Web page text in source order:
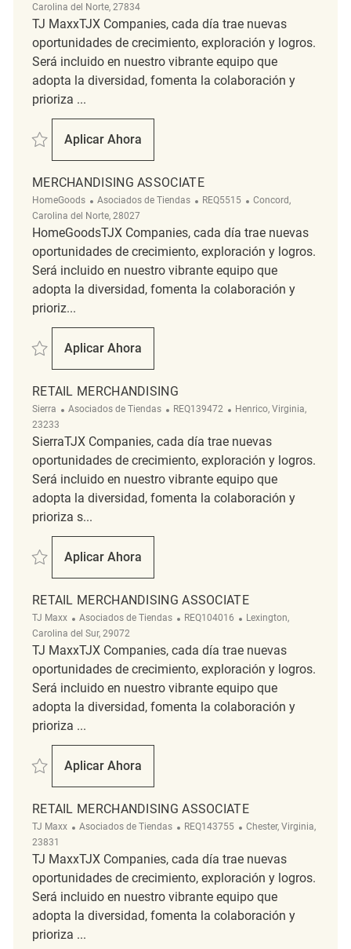
Carolina del Norte, 27834
TJ MaxxTJX Companies, cada día trae nuevas
oportunidades de crecimiento, exploración y logros.
Será incluido en nuestro vibrante equipo que
adopta la diversidad, fomenta la colaboración y
prioriza ...
Salvar Full Time Retail Merchandising Coordinator REQ144040
Aplicar Ahora
Full Time Retail Merchandising Coordinator
MERCHANDISING ASSOCIATE
HomeGoods Categoría
Asociados de Tiendas ReqId
REQ5515 Ubicación
Concord,
Carolina del Norte, 28027
HomeGoodsTJX Companies, cada día trae nuevas
oportunidades de crecimiento, exploración y logros.
Será incluido en nuestro vibrante equipo que
adopta la diversidad, fomenta la colaboración y
prioriz...
Salvar merchandising associate REQ5515
Aplicar Ahora
Merchandising Associate
RETAIL MERCHANDISING
Sierra Categoría
Asociados de Tiendas ReqId
REQ139472 Ubicación
Henrico, Virginia,
23233
SierraTJX Companies, cada día trae nuevas
oportunidades de crecimiento, exploración y logros.
Será incluido en nuestro vibrante equipo que
adopta la diversidad, fomenta la colaboración y
prioriza s...
Salvar Retail Merchandising REQ139472
Aplicar Ahora
Retail Merchandising
RETAIL MERCHANDISING ASSOCIATE
TJ Maxx Categoría
Asociados de Tiendas ReqId
REQ104016 Ubicación
Lexington,
Carolina del Sur, 29072
TJ MaxxTJX Companies, cada día trae nuevas
oportunidades de crecimiento, exploración y logros.
Será incluido en nuestro vibrante equipo que
adopta la diversidad, fomenta la colaboración y
prioriza ...
Salvar Retail Merchandising Associate REQ104016
Aplicar Ahora
Retail Merchandising Associate
RETAIL MERCHANDISING ASSOCIATE
TJ Maxx Categoría
Asociados de Tiendas ReqId
REQ143755 Ubicación
Chester, Virginia,
23831
TJ MaxxTJX Companies, cada día trae nuevas
oportunidades de crecimiento, exploración y logros.
Será incluido en nuestro vibrante equipo que
adopta la diversidad, fomenta la colaboración y
prioriza ...